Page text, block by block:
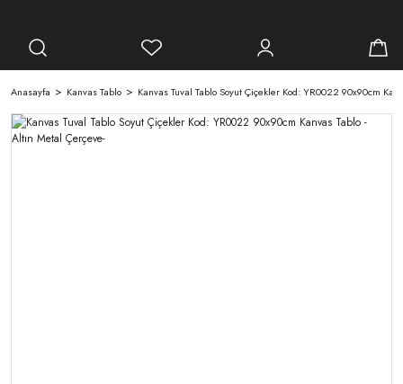
Anasayfa Kanvas Tablo Kanvas Tuval Tablo Soyut Çiçekler Kod: YR0022 90x90cm